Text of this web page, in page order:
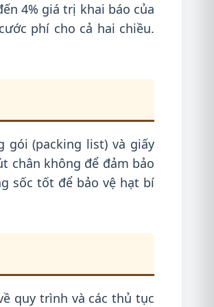
4% giá trị khai báo của
phí cho cả hai chiều.
gói (packing list) và giấy
chân không để đảm bảo
sốc tốt để bảo vệ hạt bí
quy trình và các thủ tục